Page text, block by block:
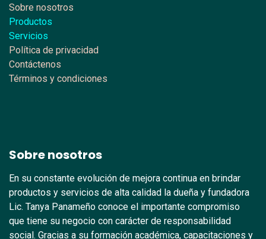
Sobre nosotros
Productos
Servicios
Política de privacidad
Contáctenos
Términos y condiciones
Sobre nosotros
En su constante evolución de mejora continua en brindar
productos y servicios de alta calidad la dueña y fundadora
Lic. Tanya Panameño conoce el importante compromiso
que tiene su negocio con carácter de responsabilidad
social. Gracias a su formación académica, capacitaciones y